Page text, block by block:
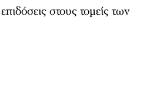
στους τομείς των